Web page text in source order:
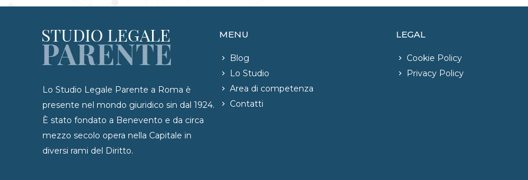
Lo Studio Legale Parente a Roma è
presente nel mondo giuridico sin dal 1924.
È stato fondato a Benevento e da circa
mezzo secolo opera nella Capitale in
diversi rami del Diritto.
MENU
Blog
Lo Studio
Area di competenza
Contatti
LEGAL
Cookie Policy
Privacy Policy